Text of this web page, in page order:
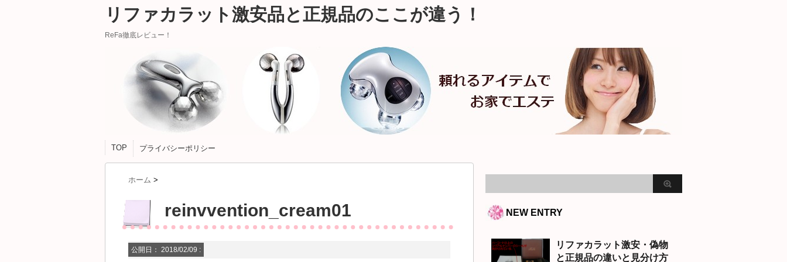
リファカラット激安品と正規品のここが違う！
ReFa徹底レビュー！
TOP プライバシーポリシー
ホーム >
reinvvention_cream01
公開日： 2018/02/09 :
NEW ENTRY
リファカラット激安・偽物
と正規品の違いと見分け方